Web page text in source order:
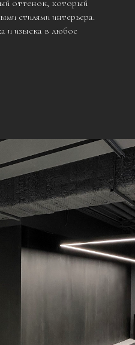
оттенок, который
стилями интерьера.
и изыска в любое